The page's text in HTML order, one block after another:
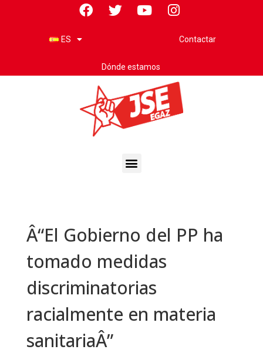
ES Contactar
Dónde estamos
Â“El Gobierno del PP ha
tomado medidas
discriminatorias
racialmente en materia
sanitariaÂ”